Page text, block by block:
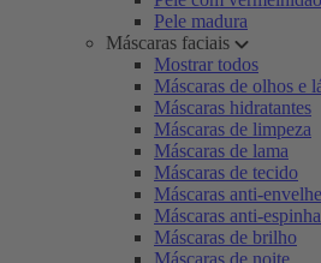
Pele madura
Máscaras faciais
Mostrar todos
Máscaras de olhos e
Máscaras hidratantes
Máscaras de limpeza
Máscaras de lama
Máscaras de tecido
Máscaras anti-
Máscaras anti-
Máscaras de brilho
Máscaras de noite